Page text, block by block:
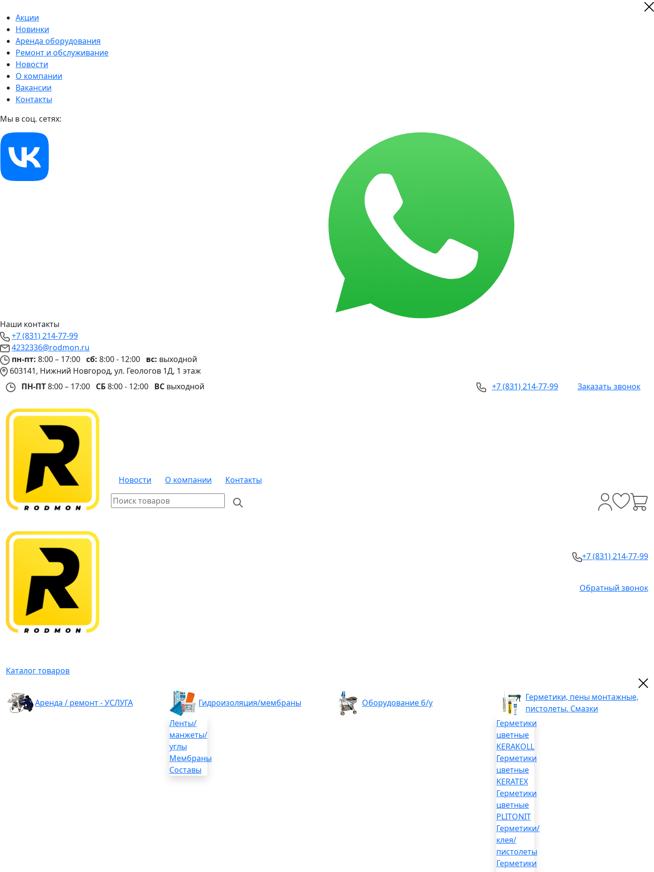
Акции
Новинки
Аренда оборудования
Ремонт и обслуживание
Новости
О компании
Вакансии
Контакты
Мы в соц. сетях:
Наши контакты
+7 (831) 214-77-99
4232336@rodmon.ru
пн-пт: 8:00 – 17:00 сб: 8:00 - 12:00 вс: выходной
603141, Нижний Новгород, ул. Геологов 1Д, 1 этаж
ПН-ПТ8:00 – 17:00 СБ8:00 - 12:00 ВС выходной +7 (831) 214-77-99 Заказать звонок
Новости О компании Контакты
+7 (831) 214-77-99
Обратный звонок
Каталог товаров
Аренда / ремонт - УСЛУГА
Гидроизоляция/мембраны
Ленты/
манжеты/
углы
Мембраны
Составы
Оборудование б/у
Герметики, пены монтажные,
пистолеты. Смазки
Герметики
цветные
KERAKOLL
Герметики
цветные
KERATEX
Герметики
цветные
PLITONIT
Герметики/
клея/
пистолеты
Герметики